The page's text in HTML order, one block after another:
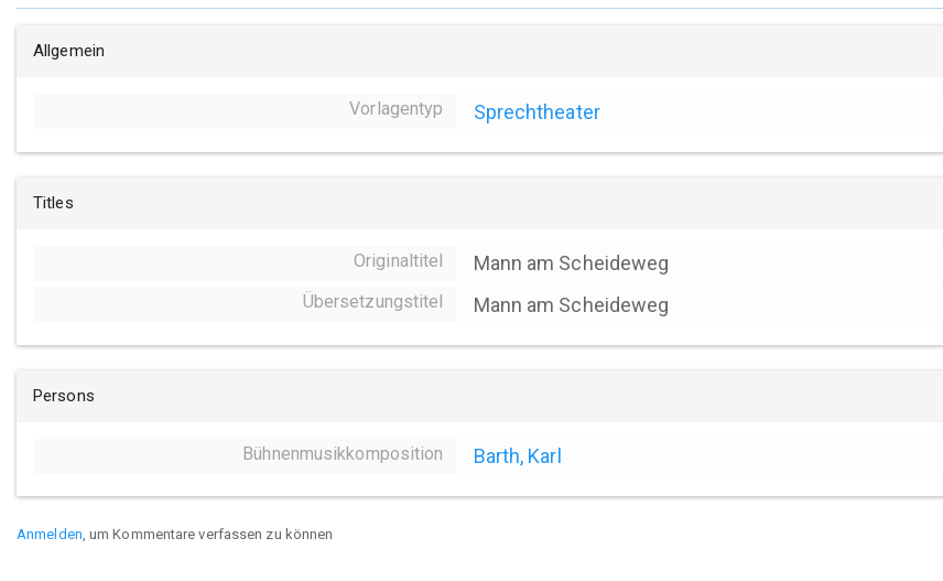
Allgemein
Vorlagentyp Sprechtheater
Titles
Originaltitel Mann am Scheideweg
Übersetzungstitel Mann am Scheideweg
Persons
Bühnenmusikkomposition Barth, Karl
Anmelden, um Kommentare verfassen zu können